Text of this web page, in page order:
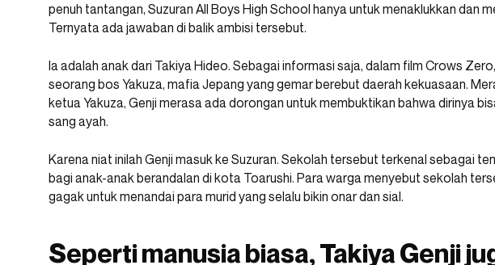
penuh tantangan, Suzuran All Boys High School hanya untuk menaklukkan dan
Ternyata ada jawaban di balik ambisi tersebut.
Ia adalah anak dari Takiya Hideo. Sebagai informasi saja, dalam film Crows
seorang bos Yakuza, mafia Jepang yang gemar berebut daerah kekuasaan.
ketua Yakuza, Genji merasa ada dorongan untuk membuktikan bahwa dirinya
sang ayah.
Karena niat inilah Genji masuk ke Suzuran. Sekolah tersebut terkenal sebagai
bagi anak-anak berandalan di kota Toarushi. Para warga menyebut sekolah
gagak untuk menandai para murid yang selalu bikin onar dan sial.
Seperti manusia biasa, Takiya Genji